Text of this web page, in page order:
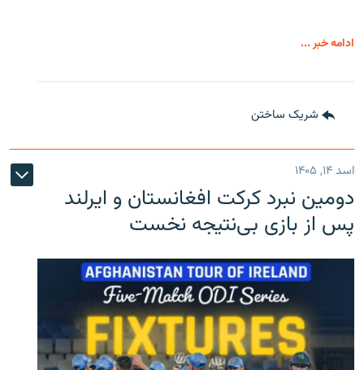
ادامه خبر ...
شریک ساختن
اسد ۱۴, ۱۴۰۵
دومین نبرد کرکت افغانستان و ایرلند
پس از بازی بی‌نتیجه نخست